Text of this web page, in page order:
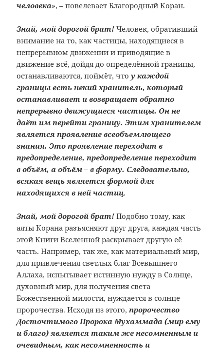
человека», – повелевает Благородный Коран.
Знай, мой дорогой брат! Человек, обративший
внимание на то, как частицы, находящиеся в
непрерывном движении и приводящие в
движение всё, дойдя до определённой границы,
останавливаются, поймёт, что у каждой
границы есть некий хранитель, который
останавливает и возвращает обратно
непрерывно движущиеся частицы. Он не
даёт им перейти границу. Этим хранителем
является проявление всеобъемлющего
знания. Это проявление переходит в
предопределение, предопределение переходит
в объём, а объём – в форму. Следовательно,
всякая вещь является формой для
находящихся в ней частиц.
Знай, мой дорогой брат! Подобно тому, как
аяты Корана разъясняют друг друга, каждая часть
этой Книги Вселенной раскрывает другую её
часть. Например, так же, как материальный мир,
для привлечения светлых благ Всевышнего
Аллаха, испытывает истинную нужду в Солнце,
духовный мир, для получения света
Божественной милости, нуждается в солнце
пророчества. Исходя из этого,пророчество
Досточтимого Пророка Мухаммада (мир ему
и благо) является таким же несомненным и
очевидным, как несомненность и